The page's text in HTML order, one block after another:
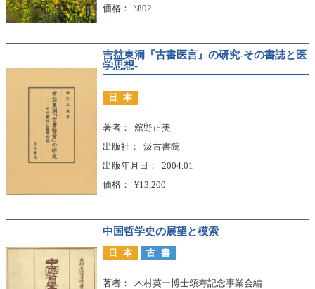
価格
\802
吉益東洞『古書医言』の研究-その書誌と医
学思想-
日本
著者
舘野正美
出版社
汲古書院
出版年月日
2004.01
価格
¥13,200
中国哲学史の展望と模索
日本 古書
著者
木村英一博士頌寿記念事業会編